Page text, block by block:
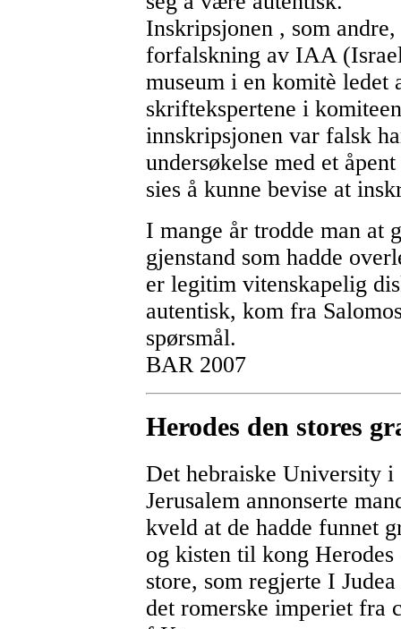
Inskripsjonen , som
forfalskning av IAA
museum i en komitè ledet
skriftekspertene i
innskripsjonen var falsk
undersøkelse med et
sies å kunne bevise at
I mange år trodde man at
gjenstand som hadde
er legitim vitenskapelig
autentisk, kom fra
spørsmål.
BAR 2007
Herodes den stores
Det hebraiske University i
Jerusalem annonserte
kveld at de hadde funnet
og kisten til kong Herodes
store, som regjerte I
det romerske imperiet fra